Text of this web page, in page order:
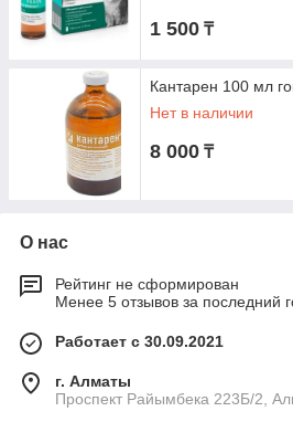
1 500 ₸
Кантарен 100 мл
Нет в наличии
8 000 ₸
О нас
Рейтинг не сформирован
Менее 5 отзывов за последний
Работает с 30.09.2021
г. Алматы
Проспект Райымбека 223Б/2,